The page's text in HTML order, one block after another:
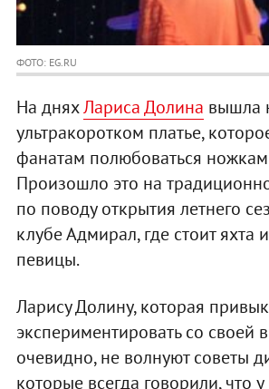
ФОТО: EG.RU
На дняхЛариса Долина вышла
ультракоротком платье,
фанатам полюбоваться
Произошло это на
по поводу открытия летнего
клубе Адмирал, где стоит яхта
певицы.
Ларису Долину, которая
экспериментировать со своей
очевидно, не волнуют советы
которые всегда говорили, что